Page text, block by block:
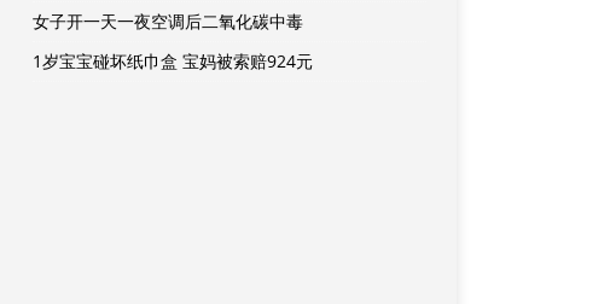
女子开一天一夜空调后二氧化碳中毒
1岁宝宝碰坏纸巾盒 宝妈被索赔924元